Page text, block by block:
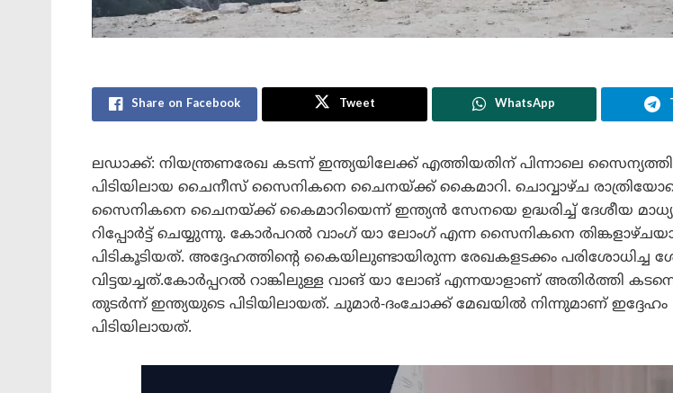
Share on Facebook Tweet WhatsApp
ലഡാക്ക്: നിയന്ത്രണരേഖ കടന്ന് ഇന്ത്യയിലേക്ക് എത്തിയതിന് പിന്നാലെ
പിടിയിലായ ചൈനീസ് സൈനികനെ ചൈനയ്ക്ക് കൈമാറി. ചൊവ്വാഴ്ച
സൈനികനെ ചൈനയ്ക്ക് കൈമാറിയെന്ന് ഇന്ത്യന്‍ സേനയെ ഉദ്ധരിച്ച്‌ ദേശീയ
റിപ്പോര്‍ട്ട് ചെയ്യുന്നു. കോര്‍പറല്‍ വാംഗ് യാ ലോംഗ് എന്ന സൈനികനെ
പിടികൂടിയത്. അദ്ദേഹത്തിന്റെ കൈയിലുണ്ടായിരുന്ന രേഖകളടക്കം പരിശോധിച്ച
വിട്ടയച്ചത്.കോര്‍പ്പറല്‍ റാങ്കിലുള്ള വാങ് യാ ലോങ് എന്നയാളാണ് അതിര്‍ത്തി
തുടര്‍ന്ന് ഇന്ത്യയുടെ പിടിയിലായത്. ചുമാര്‍-ദംചോക്ക് മേഖയില്‍ നിന്നുമാണ് ഇദ്ദേഹം
പിടിയിലായത്.